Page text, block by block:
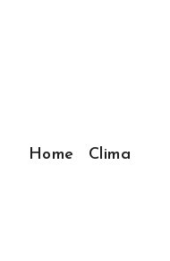
Home Clima